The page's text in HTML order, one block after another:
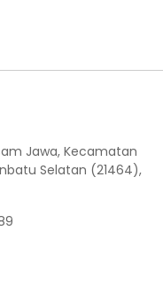
Jawa, Kecamatan
Selatan (21464),